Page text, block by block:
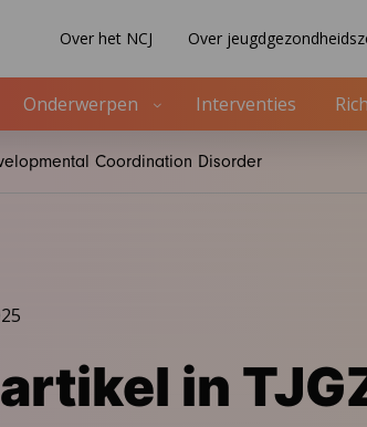
Over het NCJ Over
Onderwerpen Interventies
Coordination Disorder
in